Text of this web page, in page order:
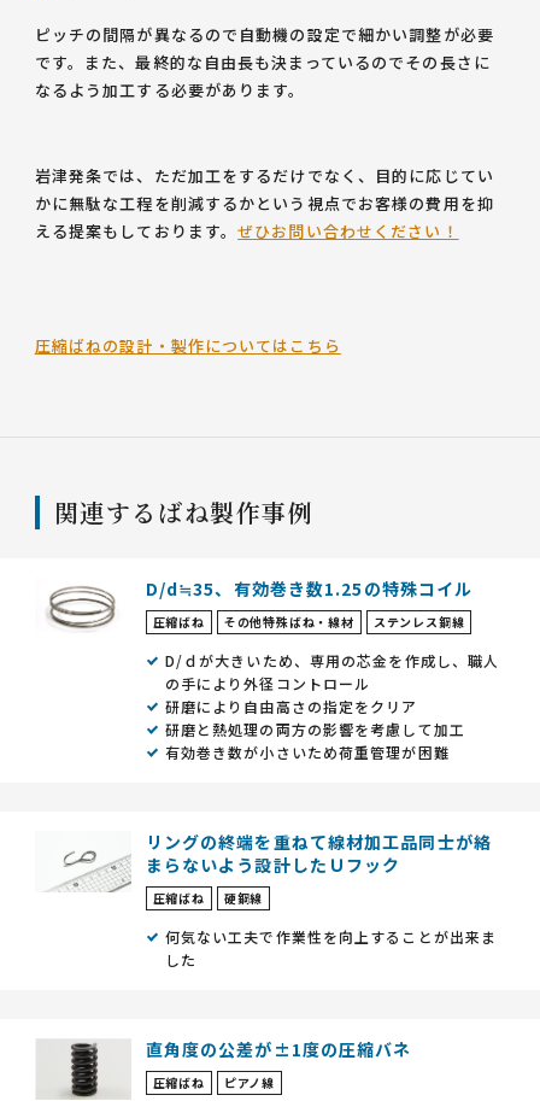
ピッチの間隔が異なるので自動機の設定で細かい調整が必要
です。また、最終的な自由長も決まっているのでその長さに
なるよう加工する必要があります。
岩津発条では、ただ加工をするだけでなく、目的に応じてい
かに無駄な工程を削減するかという視点でお客様の費用を抑
える提案もしております。ぜひお問い合わせください！
圧縮ばねの設計・製作についてはこちら
関連するばね製作事例
D/d≒35、有効巻き数1.25の特殊コイル
圧縮ばね その他特殊ばね・線材 ステンレス鋼線
D/ｄが大きいため、専用の芯金を作成し、職人
の手により外径コントロール
研磨により自由高さの指定をクリア
研磨と熱処理の両方の影響を考慮して加工
有効巻き数が小さいため荷重管理が困難
リングの終端を重ねて線材加工品同士が絡
まらないよう設計したＵフック
圧縮ばね 硬鋼線
何気ない工夫で作業性を向上することが出来ま
した
直角度の公差が±1度の圧縮バネ
圧縮ばね ピアノ線